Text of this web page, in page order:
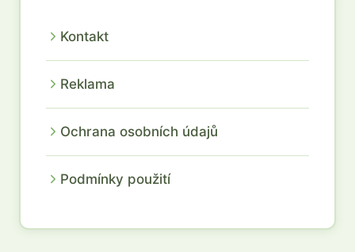
Kontakt
Reklama
Ochrana osobních údajů
Podmínky použití